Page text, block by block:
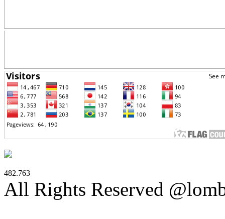
482.763
All Rights Reserved